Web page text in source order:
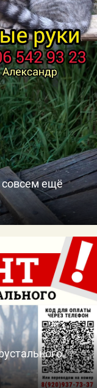
совсем ещё